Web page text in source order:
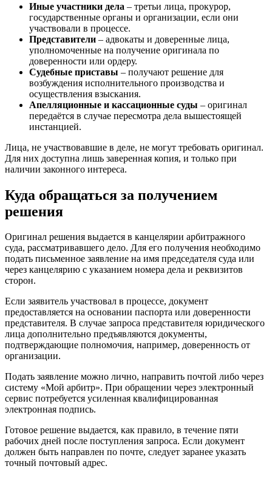
Иные участники дела – третьи лица, прокурор,
государственные органы и организации, если они
участвовали в процессе.
Представители – адвокаты и доверенные лица,
уполномоченные на получение оригинала по
доверенности или ордеру.
Судебные приставы – получают решение для
возбуждения исполнительного производства и
осуществления взыскания.
Апелляционные и кассационные суды – оригинал
передаётся в случае пересмотра дела вышестоящей
инстанцией.
Лица, не участвовавшие в деле, не могут требовать оригинал.
Для них доступна лишь заверенная копия, и только при
наличии законного интереса.
Куда обращаться за получением
решения
Оригинал решения выдается в канцелярии арбитражного
суда, рассматривавшего дело. Для его получения необходимо
подать письменное заявление на имя председателя суда или
через канцелярию с указанием номера дела и реквизитов
сторон.
Если заявитель участвовал в процессе, документ
предоставляется на основании паспорта или доверенности
представителя. В случае запроса представителя юридического
лица дополнительно предъявляются документы,
подтверждающие полномочия, например, доверенность от
организации.
Подать заявление можно лично, направить почтой либо через
систему «Мой арбитр». При обращении через электронный
сервис потребуется усиленная квалифицированная
электронная подпись.
Готовое решение выдается, как правило, в течение пяти
рабочих дней после поступления запроса. Если документ
должен быть направлен по почте, следует заранее указать
точный почтовый адрес.